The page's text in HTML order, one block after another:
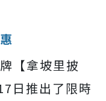
【拿坡里披
日推出了限時